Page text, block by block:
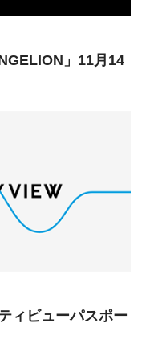
」11月14
ィビューパスポー